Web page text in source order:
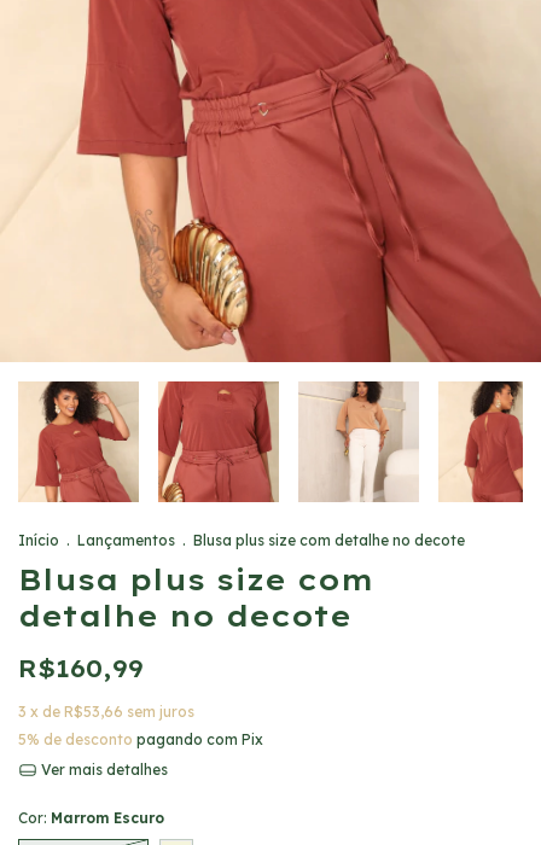
Início . Lançamentos . Blusa plus size com detalhe no decote
Blusa plus size com
detalhe no decote
R$160,99
3 x de R$53,66 sem juros
5% de desconto pagando com Pix
Ver mais detalhes
Cor: Marrom Escuro